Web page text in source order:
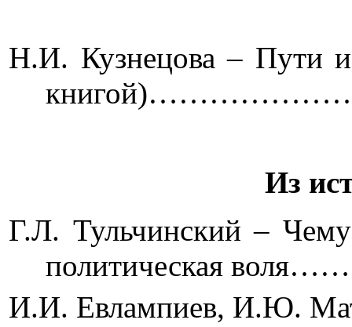
Н.И. Кузнецова – Пути и
Из
Г.Л. Тульчинский –
И.И. Евлампиев, И.Ю.